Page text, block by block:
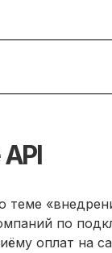
теме
по
оплат на